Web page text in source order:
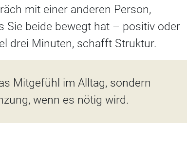
mit einer anderen Person,
Sie beide bewegt hat – positiv oder
drei Minuten, schafft Struktur.
Mitgefühl im Alltag, sondern
wenn es nötig wird.